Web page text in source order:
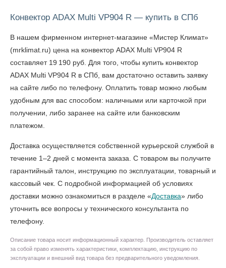
Конвектор ADAX Multi VP904 R — купить в СПб
В нашем фирменном интернет-магазине «Мистер Климат»
(mrklimat.ru) цена на конвектор ADAX Multi VP904 R
составляет 19 190 руб. Для того, чтобы купить конвектор
ADAX Multi VP904 R в СПб , вам достаточно оставить заявку
на сайте либо по телефону. Оплатить товар можно любым
удобным для вас способом: наличными или карточкой при
получении, либо заранее на сайте или банковским
платежом.
Доставка осуществляется собственной курьерской службой в
течение 1–2 дней с момента заказа. С товаром вы получите
гарантийный талон, инструкцию по эксплуатации, товарный и
кассовый чек. С подробной информацией об условиях
доставки можно ознакомиться в разделе «Доставка» либо
уточнить все вопросы у технического консультанта по
телефону.
Описание товара носит информационный характер. Производитель оставляет
за собой право изменять характеристики, комплектацию, инструкцию по
эксплуатации и внешний вид товара без предварительного уведомления.